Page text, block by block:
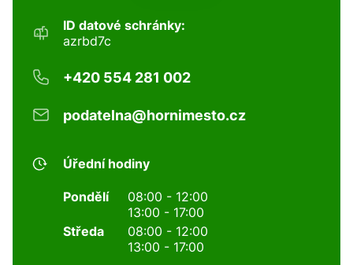
ID datové schránky:
azrbd7c
+420 554 281 002
podatelna@hornimesto.cz
Úřední hodiny
Pondělí
08:00 - 12:00
13:00 - 17:00
Středa
08:00 - 12:00
13:00 - 17:00